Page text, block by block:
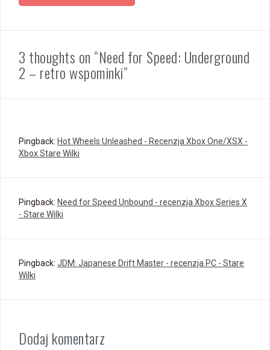
3 thoughts on “Need for Speed: Underground
2 – retro wspominki”
Pingback: Hot Wheels Unleashed - Recenzja Xbox One/XSX -
Xbox Stare Wilki
Pingback: Need for Speed Unbound - recenzja Xbox Series X
- Stare Wilki
Pingback: JDM: Japanese Drift Master - recenzja PC - Stare
Wilki
Dodaj komentarz